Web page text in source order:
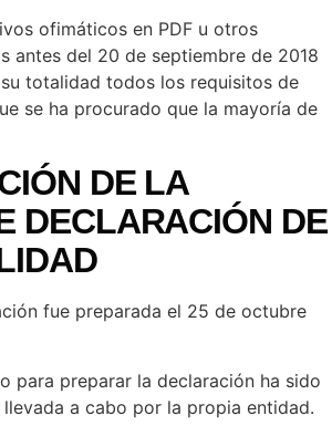
ofimáticos en PDF u otros
antes del 20 de septiembre de 2018
totalidad todos los requisitos de
se ha procurado que la mayoría de
DE LA
DECLARACIÓN DE
fue preparada el 25 de octubre
para preparar la declaración ha sido
a cabo por la propia entidad.